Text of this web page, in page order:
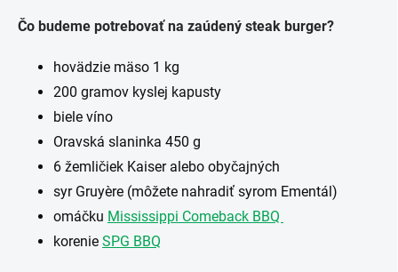
Čo budeme potrebovať na zaúdený steak burger?
hovädzie mäso 1 kg
200 gramov kyslej kapusty
biele víno
Oravská slaninka 450 g
6 žemličiek Kaiser alebo obyčajných
syr Gruyère (môžete nahradiť syrom Ementál)
omáčku Mississippi Comeback BBQ
korenie SPG BBQ